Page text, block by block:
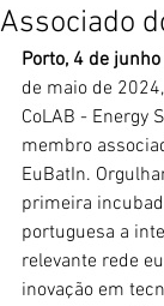
Associado
Porto, 4 de
de maio de
CoLAB - Energy
membro
EuBatIn.
primeira
portuguesa a
relevante rede
inovação em